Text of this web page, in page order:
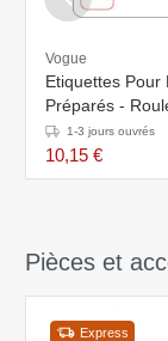
Vogue
Etiquettes Pour
Préparés -
Pièces1-3 jours ouvrés
10,15 €
Pièces et
Express